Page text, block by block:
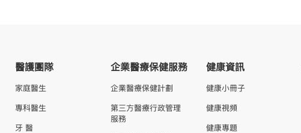
醫護團隊
家庭醫生
專科醫生
牙 醫
企業醫療保健服務
企業醫療保健計劃
第三方醫療行政管理
服務
健康資訊
健康小冊子
健康視頻
健康專題